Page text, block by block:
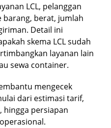
LCL, pelanggan
berat, jumlah
Detail ini
skema LCL sudah
layanan lain
sewa container.
mengecek
dari estimasi tarif,
hingga persiapan